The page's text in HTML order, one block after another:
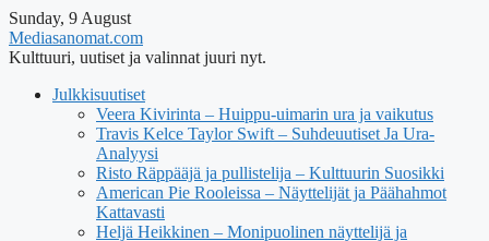
Sunday, 9 August
Mediasanomat.com
Kulttuuri, uutiset ja valinnat juuri nyt.
Julkkisuutiset
Veera Kivirinta – Huippu-uimarin ura ja vaikutus
Travis Kelce Taylor Swift – Suhdeuutiset Ja Ura-
Analyysi
Risto Räppääjä ja pullistelija – Kulttuurin Suosikki
American Pie Rooleissa – Näyttelijät ja Päähahmot
Kattavasti
Heljä Heikkinen – Monipuolinen näyttelijä ja